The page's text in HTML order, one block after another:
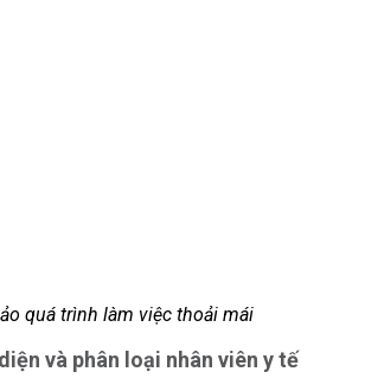
quá trình làm việc thoải mái
và phân loại nhân viên y tế